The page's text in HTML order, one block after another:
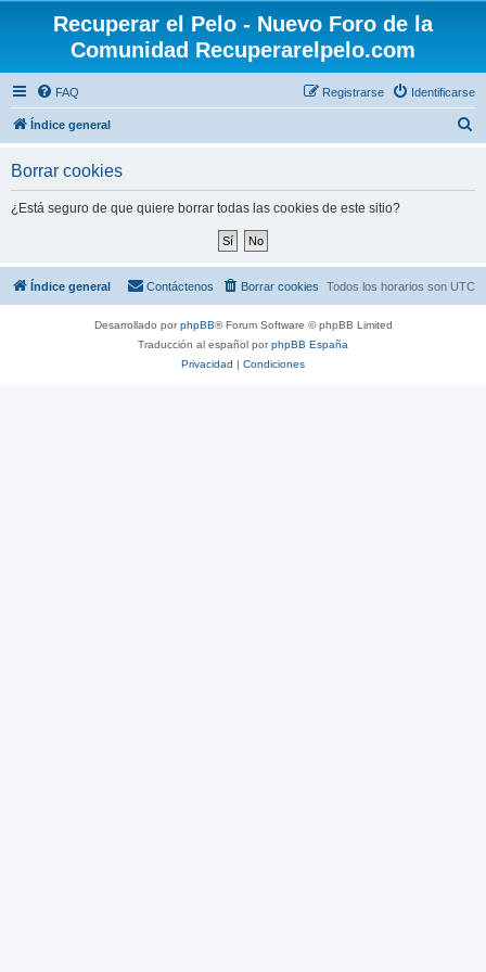
Recuperar el Pelo - Nuevo Foro de la
Comunidad Recuperarelpelo.com
FAQ Identificarse
Registrarse
Índice general
Borrar cookies
¿Está seguro de que quiere borrar todas las cookies de este sitio?
Índice general Todos los horarios son UTC
Borrar cookies
Contáctenos
Desarrollado porphpBB® Forum Software © phpBB Limited
Traducción al español porphpBB España
Privacidad | Condiciones